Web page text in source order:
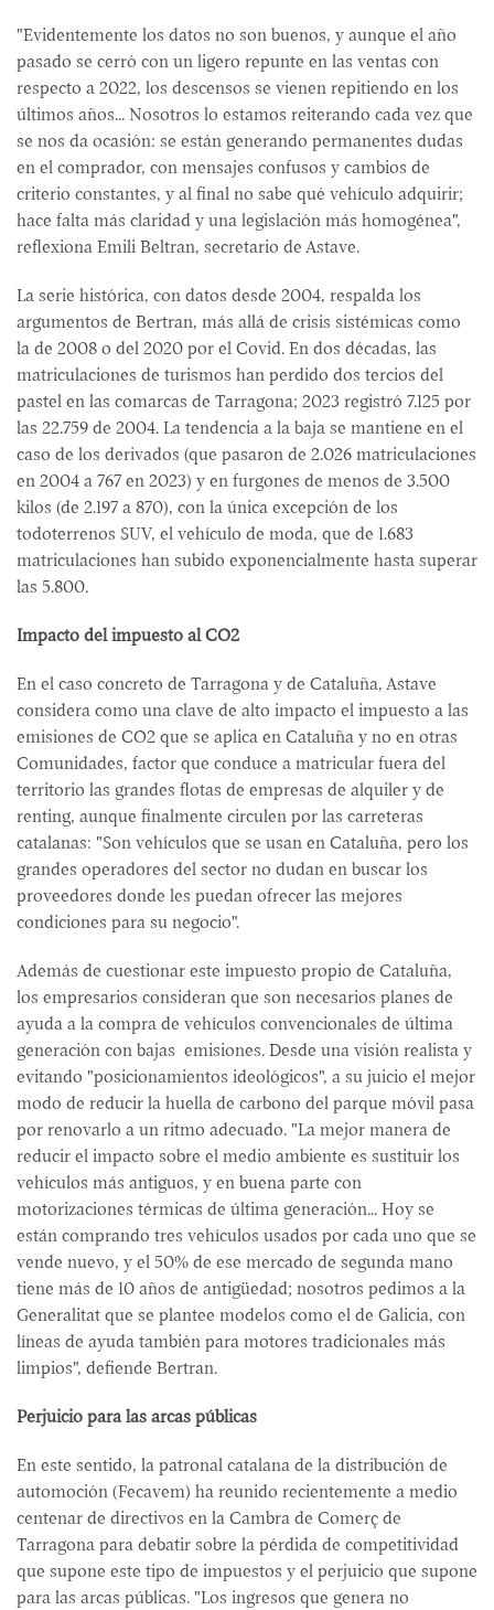
"Evidentemente los datos no son buenos, y aunque el año
pasado se cerró con un ligero repunte en las ventas con
respecto a 2022, los descensos se vienen repitiendo en los
últimos años... Nosotros lo estamos reiterando cada vez que
se nos da ocasión: se están generando permanentes dudas
en el comprador, con mensajes confusos y cambios de
criterio constantes, y al final no sabe qué vehículo adquirir;
hace falta más claridad y una legislación más homogénea",
reflexiona Emili Beltran, secretario de Astave.
La serie histórica, con datos desde 2004, respalda los
argumentos de Bertran, más allá de crisis sistémicas como
la de 2008 o del 2020 por el Covid. En dos décadas, las
matriculaciones de turismos han perdido dos tercios del
pastel en las comarcas de Tarragona; 2023 registró 7.125 por
las 22.759 de 2004. La tendencia a la baja se mantiene en el
caso de los derivados (que pasaron de 2.026 matriculaciones
en 2004 a 767 en 2023) y en furgones de menos de 3.500
kilos (de 2.197 a 870), con la única excepción de los
todoterrenos SUV, el vehículo de moda, que de 1.683
matriculaciones han subido exponencialmente hasta superar
las 5.800.
Impacto del impuesto al CO2
En el caso concreto de Tarragona y de Cataluña, Astave
considera como una clave de alto impacto el impuesto a las
emisiones de CO2 que se aplica en Cataluña y no en otras
Comunidades, factor que conduce a matricular fuera del
territorio las grandes flotas de empresas de alquiler y de
renting, aunque finalmente circulen por las carreteras
catalanas: "Son vehículos que se usan en Cataluña, pero los
grandes operadores del sector no dudan en buscar los
proveedores donde les puedan ofrecer las mejores
condiciones para su negocio".
Además de cuestionar este impuesto propio de Cataluña,
los empresarios consideran que son necesarios planes de
ayuda a la compra de vehículos convencionales de última
generación con bajas emisiones. Desde una visión realista y
evitando "posicionamientos ideológicos", a su juicio el mejor
modo de reducir la huella de carbono del parque móvil pasa
por renovarlo a un ritmo adecuado. "La mejor manera de
reducir el impacto sobre el medio ambiente es sustituir los
vehículos más antiguos, y en buena parte con
motorizaciones térmicas de última generación... Hoy se
están comprando tres vehículos usados por cada uno que se
vende nuevo, y el 50% de ese mercado de segunda mano
tiene más de 10 años de antigüedad; nosotros pedimos a la
Generalitat que se plantee modelos como el de Galicia, con
líneas de ayuda también para motores tradicionales más
limpios", defiende Bertran.
Perjuicio para las arcas públicas
En este sentido, la patronal catalana de la distribución de
automoción (Fecavem) ha reunido recientemente a medio
centenar de directivos en la Cambra de Comerç de
Tarragona para debatir sobre la pérdida de competitividad
que supone este tipo de impuestos y el perjuicio que supone
para las arcas públicas. "Los ingresos que genera no